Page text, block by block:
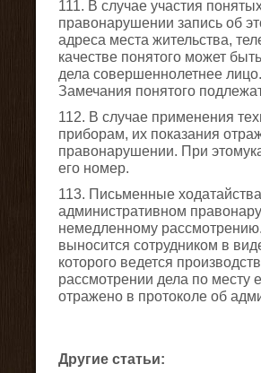
111. В случае участия
правонарушении запись об
адреса места жительства,
качестве понятого может
дела совершеннолетнее
Замечания понятого
112. В случае применения
приборам, их показания
правонарушении. При
его номер.
113. Письменные
административном
немедленному
выносится сотрудником в
которого ведется
рассмотрении дела по месту
отражено в протоколе об
Другие статьи: